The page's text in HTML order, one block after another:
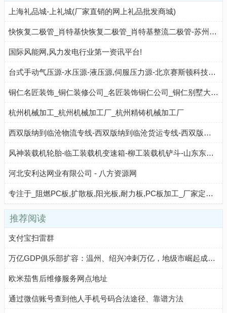
上海礼品城-上礼城(厂家直销的网上礼品批发商城)
快恢复二极管_肖特基快恢复二极管_肖特基整流二极管-苏州固锝电子股份有限公司_苏州固锝电子股份有限公司
国际风能网,风力发电行业第一资讯平台!
台式手动气压源-水压源-液压源,伺服压力源-北京赛斯顿科技有限公司
铜仁名匠装饰_铜仁装修公司_名匠装饰铜仁公司_铜仁别墅大宅装修设计
杭州机械加工_杭州机械加工厂_杭州精铸机械加工厂
西双版纳到临沧物流专线-西双版纳到临沧货运专线-西双版纳至临沧物流公司-就发物流网
风神装载机轮胎-临工装载机变速箱-柳工装载机铲斗-山东东上 - 八方资源网
河北安利达网业有限公司 - 八方资源网
专注于_阻燃PC板,扩散板,阳光板,耐力板,PC板加工_厂家定制生产加工_美恺塑胶
推荐阅读
支付宝扫雷群
万亿GDP俱乐部扩容：温州、绍兴冲刺万亿，地级市崛起成新引擎
欧米茄售后维修服务网点地址
通过微信账号查到他人手机号码合法途径、靠谱方法